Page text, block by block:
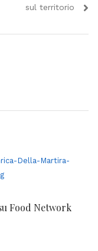
sul territorio
Food Network